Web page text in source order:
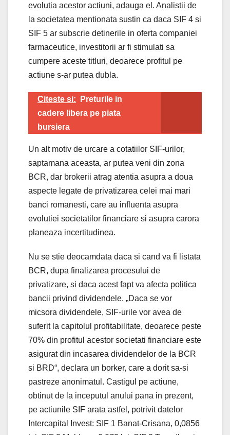
evolutia acestor actiuni, adauga el. Analistii de
la societatea mentionata sustin ca daca SIF 4 si
SIF 5 ar subscrie detinerile in oferta companiei
farmaceutice, investitorii ar fi stimulati sa
cumpere aceste titluri, deoarece profitul pe
actiune s-ar putea dubla.
Citeste si:
Preturile in
cadere libera pe piata
bursiera
Un alt motiv de urcare a cotatiilor SIF-urilor,
saptamana aceasta, ar putea veni din zona
BCR, dar brokerii atrag atentia asupra a doua
aspecte legate de privatizarea celei mai mari
banci romanesti, care au influenta asupra
evolutiei societatilor financiare si asupra carora
planeaza incertitudinea.
Nu se stie deocamdata daca si cand va fi listata
BCR, dupa finalizarea procesului de
privatizare, si daca acest fapt va afecta politica
bancii privind dividendele. „Daca se vor
micsora dividendele, SIF-urile vor avea de
suferit la capitolul profitabilitate, deoarece peste
70% din profitul acestor societati financiare este
asigurat din incasarea dividendelor de la BCR
si BRD“, declara un borker, care a dorit sa-si
pastreze anonimatul. Castigul pe actiune,
obtinut de la inceputul anului pana in prezent,
pe actiunile SIF arata astfel, potrivit datelor
Intercapital Invest: SIF 1 Banat-Crisana, 0,0856